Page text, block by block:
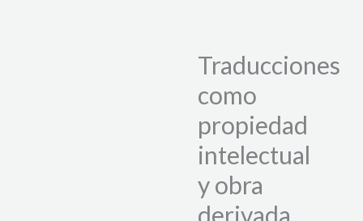
Traducciones
como
propiedad
intelectual
y obra
derivada